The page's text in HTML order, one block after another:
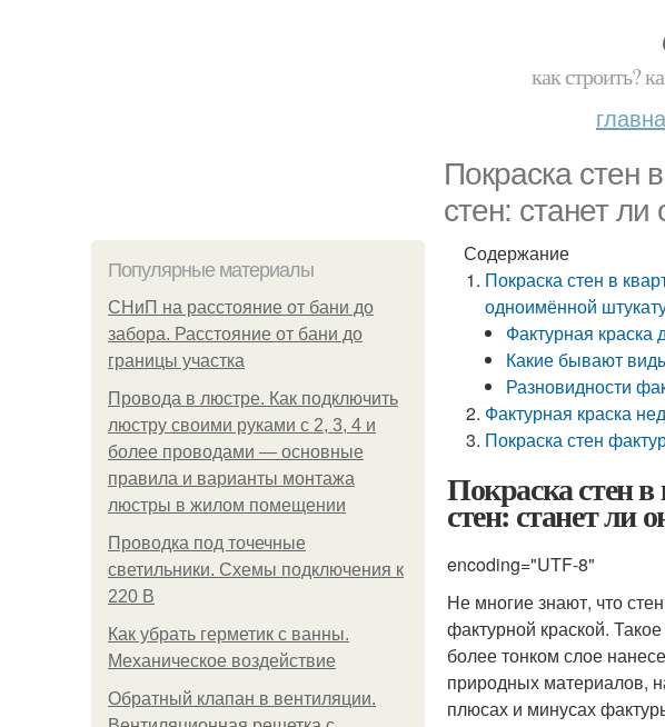
как строить?
Покраска стен
стен: станет
Популярные материалы
СНиП на расстояние от бани до
забора. Расстояние от бани до
границы участка
Провода в люстре. Как подключить
люстру своими руками с 2, 3, 4 и
более проводами — основные
правила и варианты монтажа
люстры в жилом помещении
Проводка под точечные
светильники. Схемы подключения к
220 В
Как убрать герметик с ванны.
Механическое воздействие
Обратный клапан в вентиляции.
Содержание
Покраска стен в
одноимённой
Фактурная
Какие бывают
Разновидности
Фактурная краска
Покраска стен
Покраска стен
стен: станет ли
encoding="UTF-8"
Не многие знают, что
фактурной краской.
более тонком слое
природных материалов,
плюсах и минусах